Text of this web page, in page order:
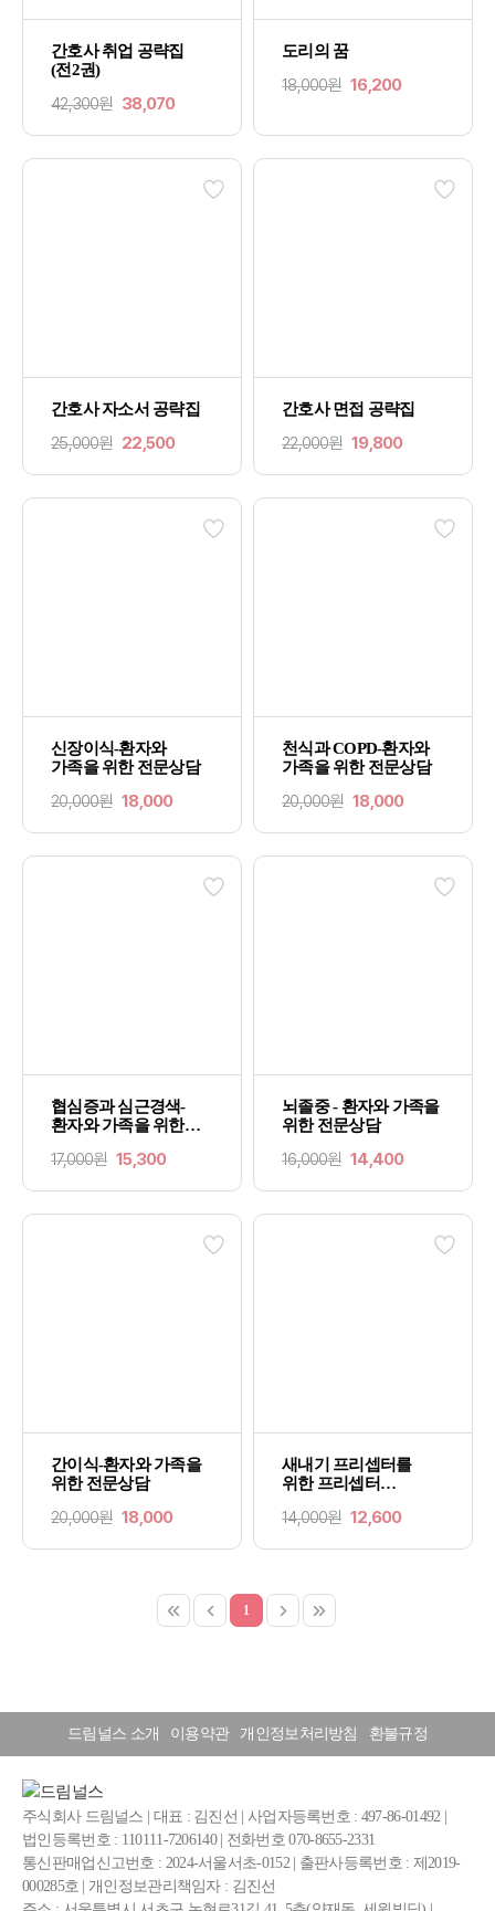
간호사 취업 공략집
(전2권)
42,300원 38,070
도리의 꿈
18,000원 16,200
간호사 자소서 공략집
25,000원 22,500
간호사 면접 공략집
22,000원 19,800
신장이식-환자와
가족을 위한 전문상담
20,000원 18,000
천식과 COPD-환자와
가족을 위한 전문상담
20,000원 18,000
협심증과 심근경색-
환자와 가족을 위한
17,000원 15,300
뇌졸중 - 환자와 가족을
위한 전문상담
16,000원 14,400
간이식-환자와 가족을
위한 전문상담
20,000원 18,000
새내기 프리셉터를
위한 프리셉터
14,000원 12,600
1
드림널스 소개 이용약관 개인정보처리방침 환불규정
주식회사 드림널스 | 대표 : 김진선 | 사업자등록번호 : 497-86-01492 |
법인등록번호 : 110111-7206140 | 전화번호 070-8655-2331
통신판매업신고번호 : 2024-서울서초-0152 | 출판사등록번호 : 제2019-
000285호 | 개인정보관리책임자 : 김진선